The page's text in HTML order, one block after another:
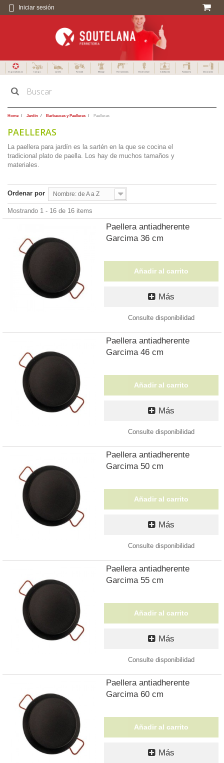
Iniciar sesión
Especialistas en Campo Jardín Forestal Menaje Herramientas Electricidad Calefacción Fontanería Decoración
Home Jardín Barbacoas y Paelleras Paelleras
PAELLERAS
La paellera para jardín es la sartén en la que se cocina el
tradicional plato de paella. Los hay de muchos tamaños y
materiales.
Ordenar por Nombre: de A a Z
Mostrando 1 - 16 de 16 items
Paellera antiadherente
Garcima 36 cm
Añadir al carrito
Más
Consulte disponibilidad
Paellera antiadherente
Garcima 46 cm
Añadir al carrito
Más
Consulte disponibilidad
Paellera antiadherente
Garcima 50 cm
Añadir al carrito
Más
Consulte disponibilidad
Paellera antiadherente
Garcima 55 cm
Añadir al carrito
Más
Consulte disponibilidad
Paellera antiadherente
Garcima 60 cm
Añadir al carrito
Más